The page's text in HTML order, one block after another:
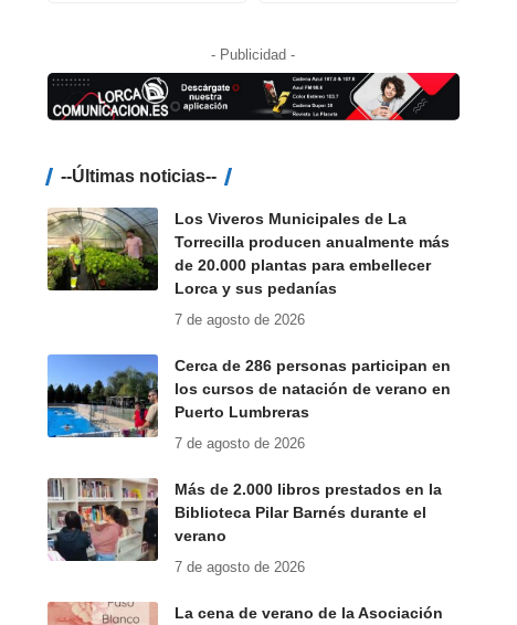
- Publicidad -
--Últimas noticias--
Los Viveros Municipales de La
Torrecilla producen anualmente más
de 20.000 plantas para embellecer
Lorca y sus pedanías
7 de agosto de 2026
Cerca de 286 personas participan en
los cursos de natación de verano en
Puerto Lumbreras
7 de agosto de 2026
Más de 2.000 libros prestados en la
Biblioteca Pilar Barnés durante el
verano
7 de agosto de 2026
La cena de verano de la Asociación